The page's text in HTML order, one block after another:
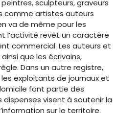
sculpteurs, graveurs
comme artistes auteurs
va de même pour les
l’activité revêt un caractère
commercial. Les auteurs et
que les écrivains,
Dans un autre registre,
exploitants de journaux et
font partie des
visent à soutenir la
sur le territoire.